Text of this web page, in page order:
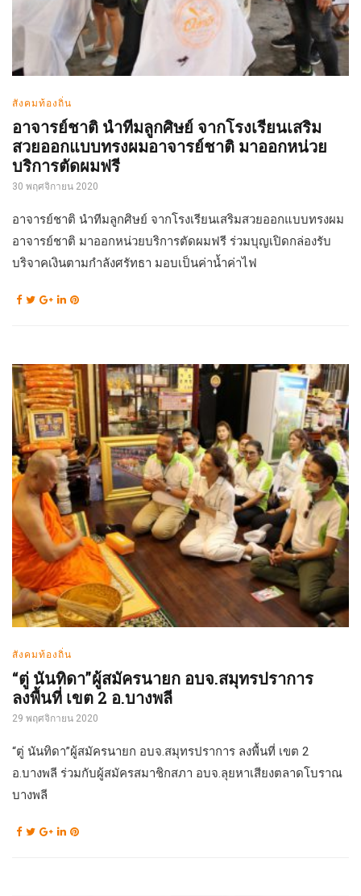
สังคมท้องถิ่น
อาจารย์ชาติ นำทีมลูกศิษย์ จากโรงเรียนเสริม
สวยออกแบบทรงผมอาจารย์ชาติ มาออกหน่วย
บริการตัดผมฟรี
30 พฤศจิกายน 2020
อาจารย์ชาติ นำทีมลูกศิษย์ จากโรงเรียนเสริมสวยออกแบบทรงผม
อาจารย์ชาติ มาออกหน่วยบริการตัดผมฟรี ร่วมบุญเปิดกล่องรับ
บริจาคเงินตามกำลังศรัทธา มอบเป็นค่าน้ำค่าไฟ
สังคมท้องถิ่น
“ตู่ นันทิดา”ผู้สมัครนายก อบจ.สมุทรปราการ
ลงพื้นที่ เขต 2 อ.บางพลี
29 พฤศจิกายน 2020
“ตู่ นันทิดา”ผู้สมัครนายก อบจ.สมุทรปราการ ลงพื้นที่ เขต 2
อ.บางพลี ร่วมกับผู้สมัครสมาชิกสภา อบจ.ลุยหาเสียงตลาดโบราณ
บางพลี